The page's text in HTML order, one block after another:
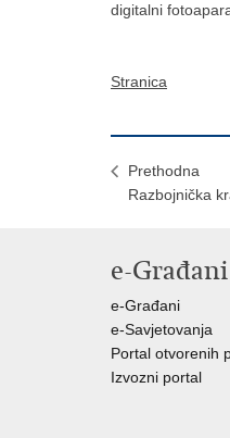
digitalni
Stranica
Prethodna
Razbojnička
e-Građani
e-Građani
e-Savjetovanja
Portal otvorenih
Izvozni portal